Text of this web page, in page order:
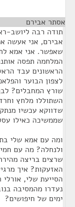
אסתר אבירם
תודה רבה ליושב-
אבירם, אני אעשה
שאפשר. אני אמא
המלחמה תפסה
הראשונים עבד
לצפון הבוער
שורץ המחבלים?
השתוללו מלחץ
שדווקא עכשיו
שממשיכה כאילו
האזעקות? איך
הסייעת שלי,
נעדרו מהמסיבה
ימים של חיפושים?